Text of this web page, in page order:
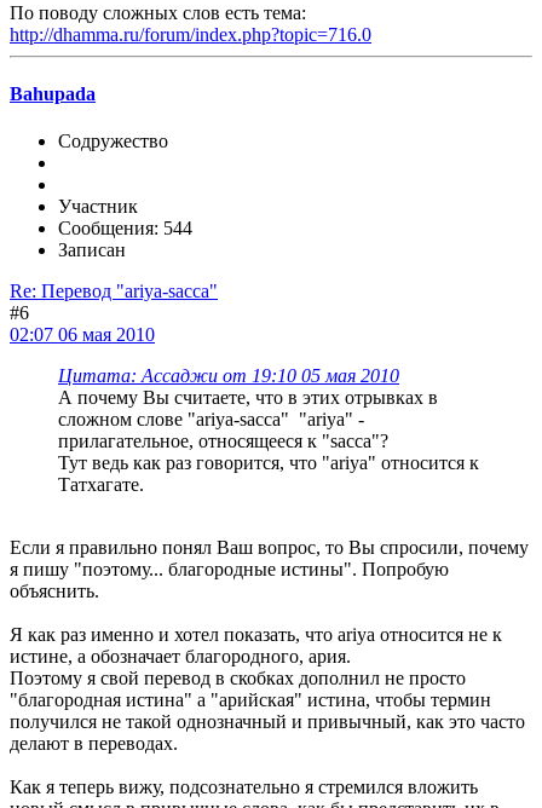
По поводу сложных слов есть тема:
http://dhamma.ru/forum/index.php?topic=716.0
Bahupada
Содружество
Участник
Сообщения: 544
Записан
Re: Перевод "ariya-sacca"
#6
02:07 06 мая 2010
Цитата: Ассаджи от 19:10 05 мая 2010
А почему Вы считаете, что в этих отрывках в
сложном слове "ariya-sacca" "ariya" -
прилагательное, относящееся к "sacca"?
Тут ведь как раз говорится, что "ariya" относится к
Татхагате.
Если я правильно понял Ваш вопрос, то Вы спросили, почему
я пишу "поэтому... благородные истины". Попробую
объяснить.
Я как раз именно и хотел показать, что ariya относится не к
истине, а обозначает благородного, ария.
Поэтому я свой перевод в скобках дополнил не просто
"благородная истина" а "арийская" истина, чтобы термин
получился не такой однозначный и привычный, как это часто
делают в переводах.
Как я теперь вижу, подсознательно я стремился вложить